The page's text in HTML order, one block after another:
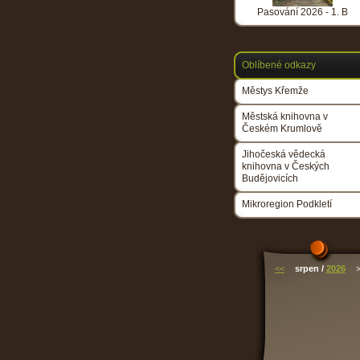
Pasování 2026 - 1. B
Oblíbené odkazy
Městys Křemže
Městská knihovna v
Českém Krumlově
Jihočeská vědecká
knihovna v Českých
Budějovicích
Mikroregion Podkletí
<< srpen / 2026